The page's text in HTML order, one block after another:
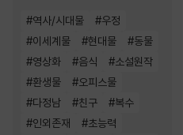
#역사/시대물 #우정
#이세계물 #현대물 #동물
#영상화 #음식 #소설원작
#환생물 #오피스물
#다정남 #친구 #복수
#인외존재 #초능력